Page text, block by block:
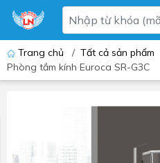
Trang chủ / Tất cả sản phẩm
Phòng tắm kính Euroca SR-G3C